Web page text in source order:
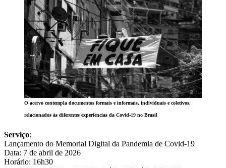
O acervo contempla documentos formais e informais, individuais e coletivos,
relacionados às diferentes experiências da Covid-19 no Brasil
Serviço:
Lançamento do Memorial Digital da Pandemia de Covid-19
Data: 7 de abril de 2026
Horário: 16h30